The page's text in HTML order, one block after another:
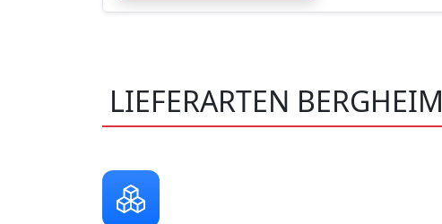
LIEFERARTEN BERGHEIM